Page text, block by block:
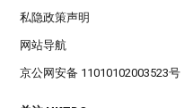
私隐政策声明
网站导航
京公网安备 11010102003523号